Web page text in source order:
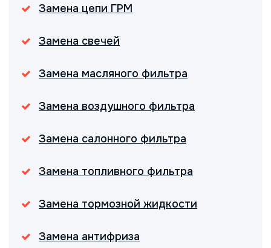
Замена цепи ГРМ
Замена свечей
Замена масляного фильтра
Замена воздушного фильтра
Замена салонного фильтра
Замена топливного фильтра
Замена тормозной жидкости
Замена антифриза